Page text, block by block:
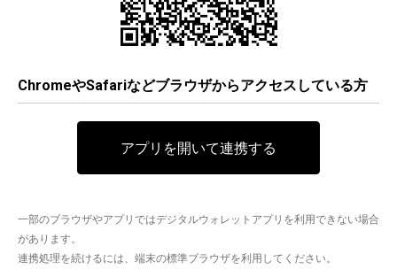
ChromeやSafariなどブラウザからアクセスしている方
アプリを開いて連携する
一部のブラウザやアプリではデジタルウォレットアプリを利用できない場合
があります。
連携処理を続けるには、端末の標準ブラウザを利用してください。